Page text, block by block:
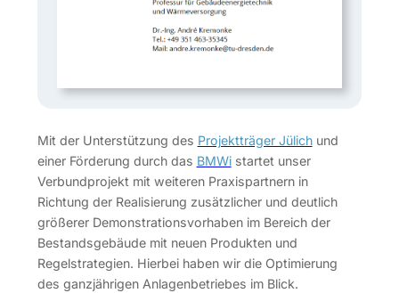
Mit der Unterstützung des Projektträger Jülichund
einer Förderung durch das BMWistartet unser
Verbundprojekt mit weiteren Praxispartnern in
Richtung der Realisierung zusätzlicher und deutlich
größerer Demonstrationsvorhaben im Bereich der
Bestandsgebäude mit neuen Produkten und
Regelstrategien. Hierbei haben wir die Optimierung
des ganzjährigen Anlagenbetriebes im Blick.